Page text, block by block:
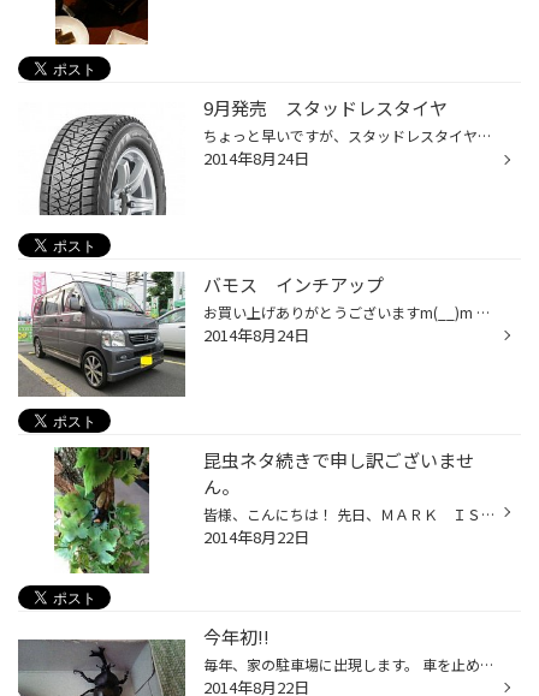
9月発売 スタッドレスタイヤ
ちょっと早いですが、スタッドレスタイヤの情報です。 SUV/4×4用にお乗りの方、必見!! SUV/4×4用スタッドレスタイヤが発売されます。 「ブリザック DM-V2」 以前のDM-V1と比べて、氷上性能・ウェット性能が向上しています。 冬になってからですと、欠品が予想されます。 早めの準備をおすすめします...
2014年8月24日
バモス インチアップ
お買い上げありがとうございますm(__)m ホイール：スマック VI-R サイズ ：14×45 4/100 タイヤ ：ネクストリー 純正13インチから1インチアップしました。 シンプルなデザインの8本スポーク。 ナイトガンメタポリッシュで落ちついた感じになりました。 当店で売れ筋のホイールです。
2014年8月24日
昆虫ネタ続きで申し訳ございませ
ん。
皆様、こんにちは！ 先日、ＭＡＲＫ ＩＳみなとみらいの 『みんなの世界昆虫展』に行ってきました。 いろんなカブトムシやクワガタが見れて、 さらに触れる！！！本物ですよ！ 子供にはサイコーに楽しい場所だと思いました。 いや！大人も楽しめますね！ 実際、子供より楽しんでいたかもです！
2014年8月22日
今年初!!
毎年、家の駐車場に出現します。 車を止めて、もがいてる虫を発見!! と見てみると、カブトムシでした。 少しずれていたら、踏み潰していました(^^; まだ、捕まえた一匹しか見てないです。 ちょっと小さめですが、元気がいい!! たまたま、家に桃があったのであげました。 食いついてました(´艸｀)
2014年8月22日